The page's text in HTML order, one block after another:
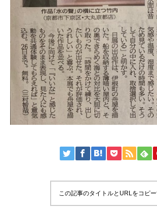
この記事のタイトルとURLをコピ